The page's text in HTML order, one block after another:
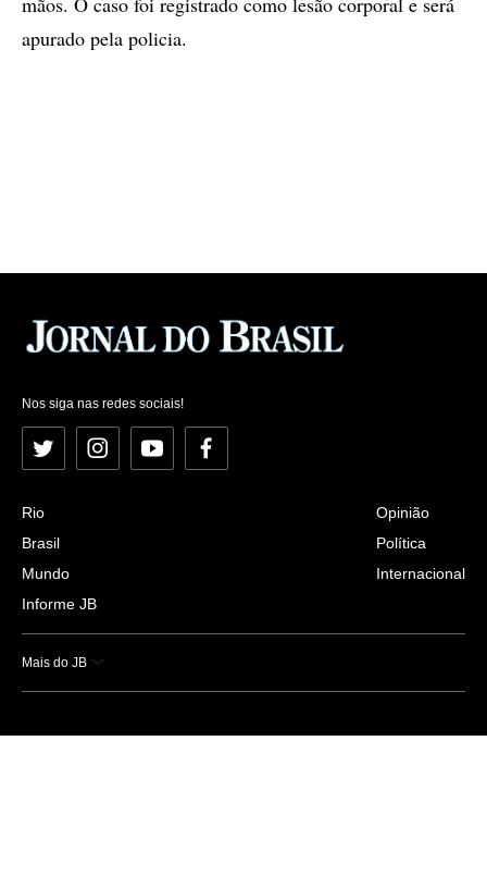
apurado pela policia.
Nos siga nas redes sociais!
Twitter InstagramYouTubeFacebook
Rio
Brasil
Mundo
Informe JB
Opinião
Política
Internacional
Mais do JB
Esportes